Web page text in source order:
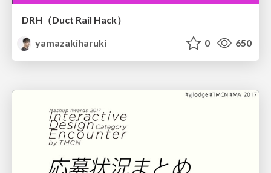
DRH（Duct Rail Hack）
yamazakiharuki
0 650